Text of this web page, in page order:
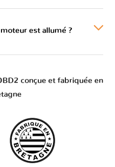
est allumé ?
conçue et fabriquée en